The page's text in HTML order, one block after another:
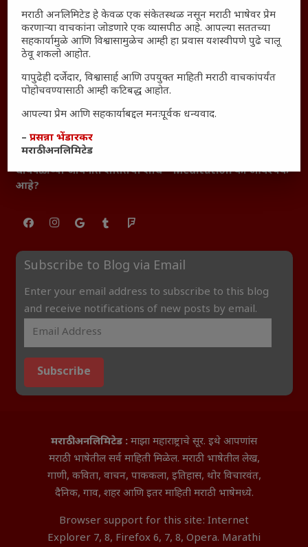
तरुणांच्या मनात नेमकं काय चाललंय?
यश आणि आत्मविश्वास: स्वप्नांना वास्तवात बदलण्याची शक्ती
महाराष्ट्रातील बदलत्या हवामानाचा शेतीवर वाढता परिणाम:
शेतकऱ्यांसमोरील नवीन आव्हाने आणि संधी
महाराष्ट्र आणि संपूर्ण भारतातील शेतकऱ्यांना मान्सूनचे महत्त्व
‘कॉकरोच जनता पार्टी’ची वेबसाईट अचानक डाउन; सोशल
मीडियावर चर्चांना उधाण
सार्वजनिक नोंद: पेमेंट डिफॉल्ट प्रकरण – Kris Ankem [FFME]
धावपळीच्या जीवनात शांततेचा शोध – Meditation का आवश्यक
आहे?
Subscribe to Blog via Email
Enter your email address to subscribe to this blog
and receive notifications of new posts by email.
Subscribe
मराठी अनलिमिटेड : माझा महाराष्ट्राचे सूर. इथे आपणांस
मराठी भाषेतील सर्व माहिती मिळेल. मराठी भाषेतील लेख,
गाणी, कविता, वाचन, पाककला, इतिहास, थोर विचारवंत,
दैनिक, गाव, शहर आणि इतर माहिती मराठी भाषेमध्ये.
Browser support for this site: Internet
Explorer 7, 8, Firefox 6, 7, 8, Opera. Marathi
मराठी अनलिमिटेड हे केवळ एक संकेतस्थळ नसून मराठी भाषेवर प्रेम
करणाऱ्या वाचकांना जोडणारे एक व्यासपीठ आहे. आपल्या सततच्या
सहकार्यामुळे आणि विश्वासामुळेच आम्ही हा प्रवास यशस्वीपणे पुढे चालू
ठेवू शकलो आहोत.
यापुढेही दर्जेदार, विश्वासार्ह आणि उपयुक्त माहिती मराठी वाचकांपर्यंत
पोहोचवण्यासाठी आम्ही कटिबद्ध आहोत.
आपल्या प्रेम आणि सहकार्याबद्दल मनःपूर्वक धन्यवाद.
–प्रसन्ना भेंडारकर
मराठी अनलिमिटेड